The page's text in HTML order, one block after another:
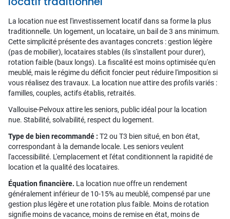
La location nue est l'investissement locatif dans sa forme la plus
traditionnelle. Un logement, un locataire, un bail de 3 ans minimum.
Cette simplicité présente des avantages concrets : gestion légère
(pas de mobilier), locataires stables (ils s'installent pour durer),
rotation faible (baux longs). La fiscalité est moins optimisée qu'en
meublé, mais le régime du déficit foncier peut réduire l'imposition si
vous réalisez des travaux. La location nue attire des profils variés :
familles, couples, actifs établis, retraités.
Vallouise-Pelvoux attire les seniors, public idéal pour la location
nue. Stabilité, solvabilité, respect du logement.
Type de bien recommandé : T2 ou T3 bien situé, en bon état,
correspondant à la demande locale. Les seniors veulent
l'accessibilité. L'emplacement et l'état conditionnent la rapidité de
location et la qualité des locataires.
Équation financière. La location nue offre un rendement
généralement inférieur de 10-15% au meublé, compensé par une
gestion plus légère et une rotation plus faible. Moins de rotation
signifie moins de vacance, moins de remise en état, moins de